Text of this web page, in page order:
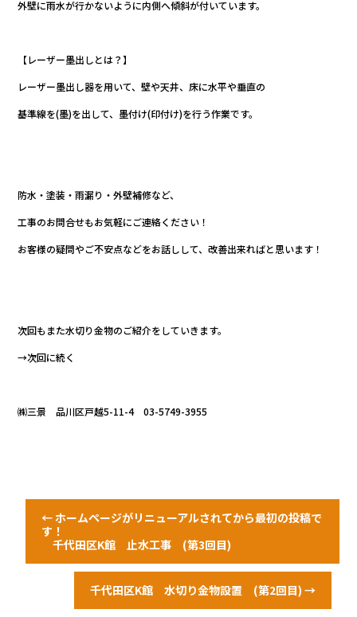
外壁に雨水が行かないように内側へ傾斜が付いています。
【レーザー墨出しとは？】
レーザー墨出し器を用いて、壁や天井、床に水平や垂直の
基準線を(墨)を出して、墨付け(印付け)を行う作業です。
防水・塗装・雨漏り・外壁補修など、
工事のお問合せもお気軽にご連絡ください！
お客様の疑問やご不安点などをお話しして、改善出来ればと思います！
次回もまた水切り金物のご紹介をしていきます。
→次回に続く
㈱三景 品川区戸越5-11-4 03-5749-3955
←ホームページがリニューアルされてから最初の投稿で
す！
千代田区K館 止水工事 (第3回目)
千代田区K館 水切り金物設置 (第2回目) →